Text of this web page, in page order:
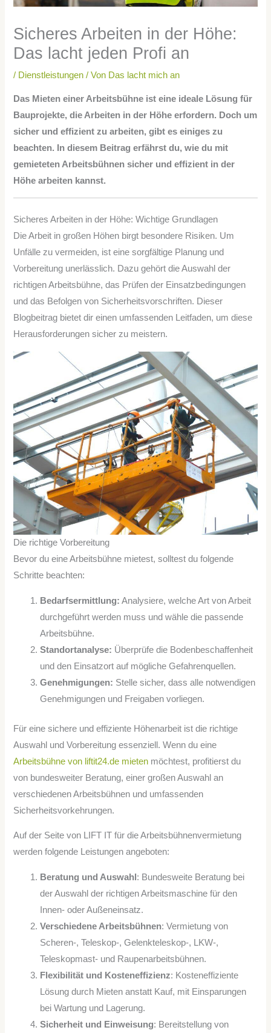
Sicheres Arbeiten in der Höhe:
Das lacht jeden Profi an
/ Dienstleistungen / Von Das lacht mich an
Das Mieten einer Arbeitsbühne ist eine ideale Lösung für
Bauprojekte, die Arbeiten in der Höhe erfordern. Doch um
sicher und effizient zu arbeiten, gibt es einiges zu
beachten. In diesem Beitrag erfährst du, wie du mit
gemieteten Arbeitsbühnen sicher und effizient in der
Höhe arbeiten kannst.
Sicheres Arbeiten in der Höhe: Wichtige Grundlagen
Die Arbeit in großen Höhen birgt besondere Risiken. Um
Unfälle zu vermeiden, ist eine sorgfältige Planung und
Vorbereitung unerlässlich. Dazu gehört die Auswahl der
richtigen Arbeitsbühne, das Prüfen der Einsatzbedingungen
und das Befolgen von Sicherheitsvorschriften. Dieser
Blogbeitrag bietet dir einen umfassenden Leitfaden, um diese
Herausforderungen sicher zu meistern.
Die richtige Vorbereitung
Bevor du eine Arbeitsbühne mietest, solltest du folgende
Schritte beachten:
Bedarfsermittlung: Analysiere, welche Art von Arbeit
durchgeführt werden muss und wähle die passende
Arbeitsbühne.
Standortanalyse: Überprüfe die Bodenbeschaffenheit
und den Einsatzort auf mögliche Gefahrenquellen.
Genehmigungen: Stelle sicher, dass alle notwendigen
Genehmigungen und Freigaben vorliegen.
Für eine sichere und effiziente Höhenarbeit ist die richtige
Auswahl und Vorbereitung essenziell. Wenn du eine
Arbeitsbühne von liftit24.de mieten möchtest, profitierst du
von bundesweiter Beratung, einer großen Auswahl an
verschiedenen Arbeitsbühnen und umfassenden
Sicherheitsvorkehrungen.
Auf der Seite von LIFT IT für die Arbeitsbühnenvermietung
werden folgende Leistungen angeboten:
Beratung und Auswahl : Bundesweite Beratung bei
der Auswahl der richtigen Arbeitsmaschine für den
Innen- oder Außeneinsatz.
Verschiedene Arbeitsbühnen: Vermietung von
Scheren-, Teleskop-, Gelenkteleskop-, LKW-,
Teleskopmast- und Raupenarbeitsbühnen.
Flexibilität und Kosteneffizienz: Kosteneffiziente
Lösung durch Mieten anstatt Kauf, mit Einsparungen
bei Wartung und Lagerung.
Sicherheit und Einweisung: Bereitstellung von